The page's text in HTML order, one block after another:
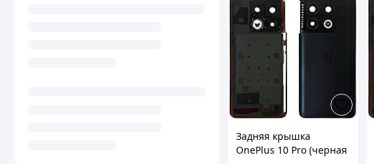
Задняя крышка
OnePlus 10 Pro (черная